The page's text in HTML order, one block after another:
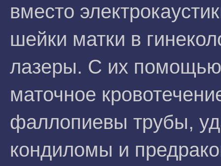
вместо
шейки матки в
лазеры. С их
маточное
фаллопиевы трубы,
кондиломы и